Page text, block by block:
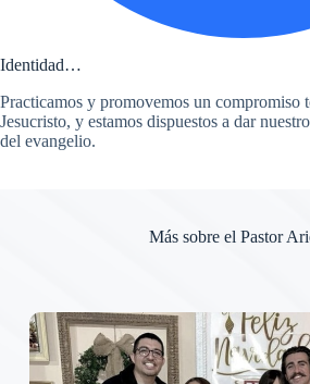
Identidad…
Practicamos y promovemos un compromiso
Jesucristo, y estamos dispuestos a dar
del evangelio.
Más sobre el Pastor